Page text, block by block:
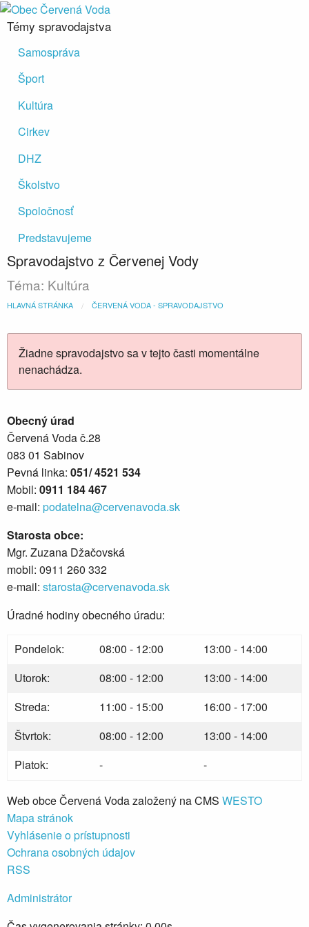
Témy spravodajstva
Samospráva
Šport
Kultúra
Cirkev
DHZ
Školstvo
Spoločnosť
Predstavujeme
Spravodajstvo z Červenej Vody
Téma: Kultúra
HLAVNÁ STRÁNKA ČERVENÁ VODA - SPRAVODAJSTVO
Žiadne spravodajstvo sa v tejto časti momentálne
nenachádza.
Obecný úrad
Červená Voda č.28
083 01 Sabinov
Pevná linka: 051/ 4521 534
Mobil: 0911 184 467
e-mail: podatelna@cervenavoda.sk
Starosta obce:
Mgr. Zuzana Džačovská
mobil: 0911 260 332
e-mail: starosta@cervenavoda.sk
Úradné hodiny obecného úradu:
Pondelok: 08:00 - 12:00
13:00 - 14:00
Utorok:
08:00 - 12:00
13:00 - 14:00
Streda:
11:00 - 15:00
16:00 - 17:00
Štvrtok:
08:00 - 12:00
13:00 - 14:00
Piatok:
- -
Web obce Červená Voda založený na CMS WESTO
Mapa stránok
Vyhlásenie o prístupnosti
Ochrana osobných údajov
RSS
Administrátor